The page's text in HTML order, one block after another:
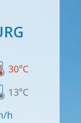
30°C
13°C
h